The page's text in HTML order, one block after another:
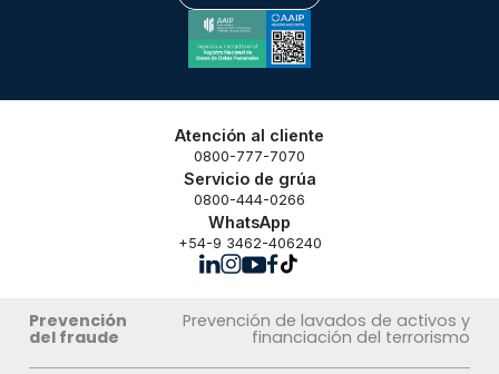
Atención al cliente
0800-777-7070
Servicio de grúa
0800-444-0266
WhatsApp
+54-9 3462-406240
Prevención
del fraude
Prevención de lavados de activos y
financiación del terrorismo